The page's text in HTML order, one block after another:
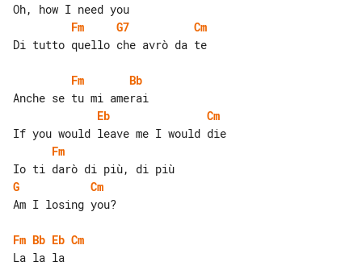
Fm
G7
Cm
Di tutto quello che avrò da te
Fm
Bb
Eb
Cm
Fm
G
Cm
Am I losing you?
Fm Bb Eb Cm
La la la